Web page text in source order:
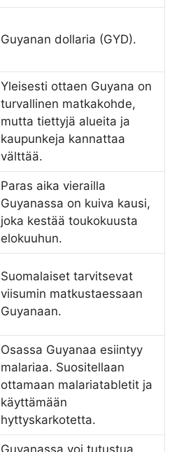
Guyanan dollaria (GYD).
Yleisesti ottaen Guyana on
turvallinen matkakohde,
mutta tiettyjä alueita ja
kaupunkeja kannattaa
välttää.
Paras aika vierailla
Guyanassa on kuiva kausi,
joka kestää toukokuusta
elokuuhun.
Suomalaiset tarvitsevat
viisumin matkustaessaan
Guyanaan.
Osassa Guyanaa esiintyy
malariaa. Suositellaan
ottamaan malariatabletit ja
käyttämään
hyttyskarkotetta.
Guyanassa voi tutustua